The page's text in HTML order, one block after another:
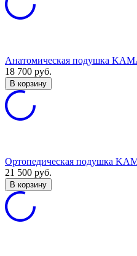
Анатомическая подушка
18 700 руб.
В корзину
Ортопедическая подушка
21 500 руб.
В корзину